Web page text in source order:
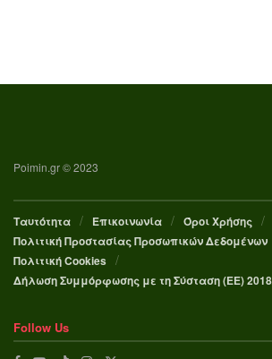
Poimin.gr © 2023
Ταυτότητα Επικοινωνία
Όροι Χρήσης
Πολιτική Προστασίας Προσωπικών Δεδομένων
Πολιτική Cookies
Δήλωση Συμμόρφωσης με τη Σύσταση (ΕΕ)
Follow Us